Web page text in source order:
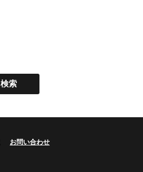
お問い合わせ